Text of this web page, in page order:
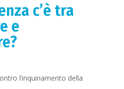
c’è tra
e
l’inquinamento della